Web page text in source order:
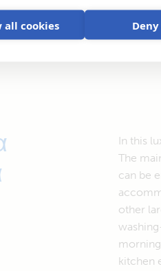
all cookies
In this
The
can be
other
kitchen